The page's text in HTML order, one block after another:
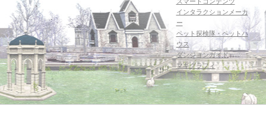
インタラクションメーカ
ー
ペット探検隊・ペットハ
ウス
ダンジョンガイド
マギグラフィ